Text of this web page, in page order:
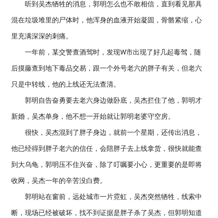
听到吴杰牺牲的消息，郭明怎么也不敢相信，直到看见那具
混在垃圾堆里的尸体时，他浑身的血液开始凝固，骨骼紧缩，心
里充满深深的刺痛。
一年前，某交警查酒驾时，发现W市出现了好几起毒驾，随
后摸藤查到地下毒品交易，跟一个外号老六的胖子有关，但老六
只是中转线，他的上线还无法查清。
郭明自告奋勇要去老六身边做卧底，吴杰拦住了他，郭明才
新婚，吴杰单身，他不想一开始就让郭明老婆守空房。
很快，吴杰混到了胖子身边，就前一个星期，还传出消息，
他已经得到胖子老六的信任，会陪胖子去上线拿货，很快就能查
到大乌龟，郭明压不住兴奋，除了叮嘱要小心，更重要的是即将
收网，吴杰一年的辛苦没白费。
郭明站在窗前，远处城市一片霓虹，吴杰突然牺牲，线索中
断，现场已经被破坏，找不到证据是胖子杀了吴杰，但郭明知道